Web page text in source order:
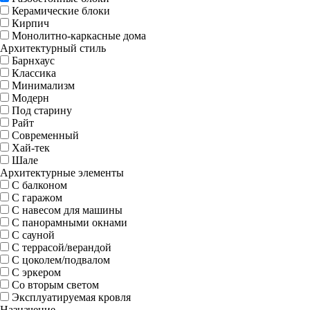
Керамические блоки
Кирпич
Монолитно-каркасные дома
Архитектурный стиль
Барнхаус
Классика
Минимализм
Модерн
Под старину
Райт
Современный
Хай-тек
Шале
Архитектурные элементы
С балконом
С гаражом
С навесом для машины
С панорамными окнами
С сауной
С террасой/верандой
С цоколем/подвалом
С эркером
Со вторым светом
Эксплуатируемая кровля